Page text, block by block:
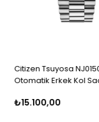
Citizen Tsuyosa NJ0150-
Otomatik Erkek Kol Saati
₺15.100,00